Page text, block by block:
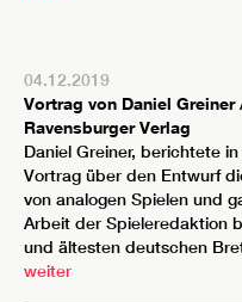
04.12.2019
Vortrag von Daniel
Ravensburger Verlag
Daniel Greiner, berichtete
Vortrag über den Entwurf
von analogen Spielen und
Arbeit der Spieleredaktion
und ältesten deutschen
weiter